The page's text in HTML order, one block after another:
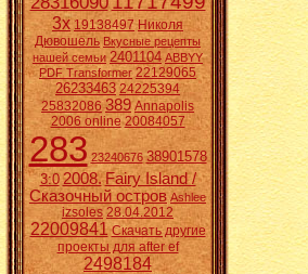
3x 19138497 Николя
Дювошель Вкусные рецепты
нашей семьи 2401104 ABBYY
PDF Transformer 22129065
26233463 24225394
25832086 389 Annapolis
2006 online 20084057
283 23240676 38901578
3:0 2008. Fairy Island /
Сказочный остров Ashlee
izsoles 28.04.2012
22009841 Скачать другие
проекты для after ef
2498184